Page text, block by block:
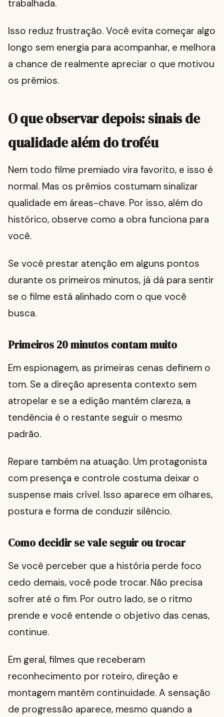
trabalhada.
Isso reduz frustração. Você evita começar algo
longo sem energia para acompanhar, e melhora
a chance de realmente apreciar o que motivou
os prêmios.
O que observar depois: sinais de
qualidade além do troféu
Nem todo filme premiado vira favorito, e isso é
normal. Mas os prêmios costumam sinalizar
qualidade em áreas-chave. Por isso, além do
histórico, observe como a obra funciona para
você.
Se você prestar atenção em alguns pontos
durante os primeiros minutos, já dá para sentir
se o filme está alinhado com o que você
busca.
Primeiros 20 minutos contam muito
Em espionagem, as primeiras cenas definem o
tom. Se a direção apresenta contexto sem
atropelar e se a edição mantém clareza, a
tendência é o restante seguir o mesmo
padrão.
Repare também na atuação. Um protagonista
com presença e controle costuma deixar o
suspense mais crível. Isso aparece em olhares,
postura e forma de conduzir silêncio.
Como decidir se vale seguir ou trocar
Se você perceber que a história perde foco
cedo demais, você pode trocar. Não precisa
sofrer até o fim. Por outro lado, se o ritmo
prende e você entende o objetivo das cenas,
continue.
Em geral, filmes que receberam
reconhecimento por roteiro, direção e
montagem mantêm continuidade. A sensação
de progressão aparece, mesmo quando a